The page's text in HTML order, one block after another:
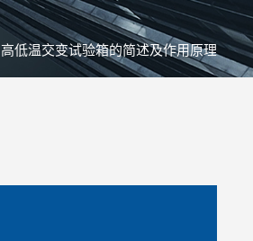
高低温交变试验箱的简述及作用原理